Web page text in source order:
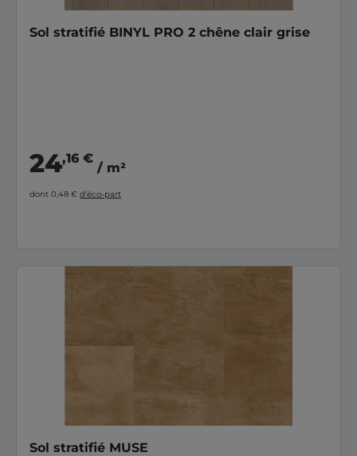
Sol stratifié BINYL PRO 2 chêne clair grise
24,16 €
/ m²
dont 0,48 € d’éco-part
Sol stratifié MUSE